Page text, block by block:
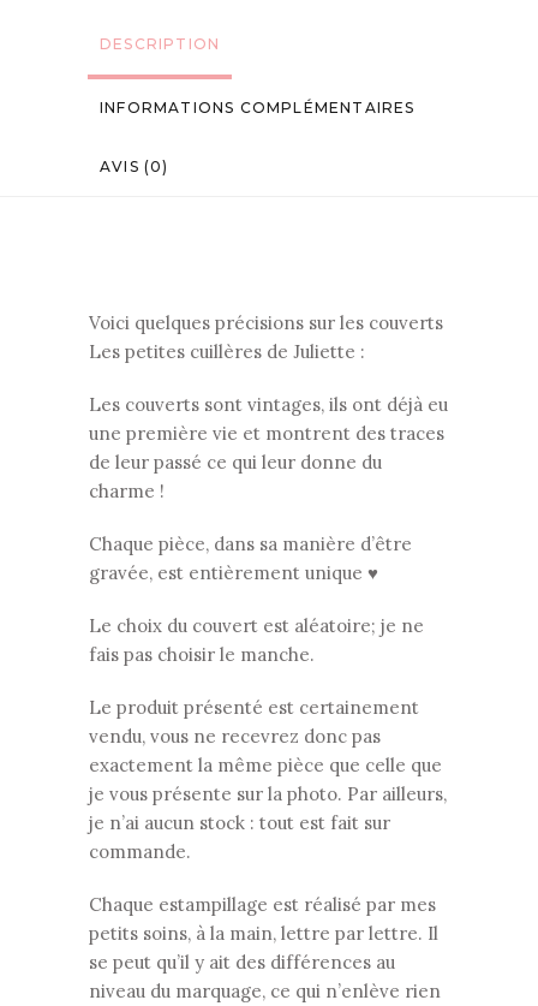
DESCRIPTION
INFORMATIONS COMPLÉMENTAIRES
AVIS (0)
Voici quelques précisions sur les couverts
Les petites cuillères de Juliette :
Les couverts sont vintages, ils ont déjà eu
une première vie et montrent des traces
de leur passé ce qui leur donne du
charme !
Chaque pièce, dans sa manière d’être
gravée, est entièrement unique ♥
Le choix du couvert est aléatoire; je ne
fais pas choisir le manche.
Le produit présenté est certainement
vendu, vous ne recevrez donc pas
exactement la même pièce que celle que
je vous présente sur la photo. Par ailleurs,
je n’ai aucun stock : tout est fait sur
commande.
Chaque estampillage est réalisé par mes
petits soins, à la main, lettre par lettre. Il
se peut qu’il y ait des différences au
niveau du marquage, ce qui n’enlève rien